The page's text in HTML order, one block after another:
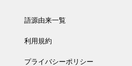
語源由来一覧
利用規約
プライバシーポリシー